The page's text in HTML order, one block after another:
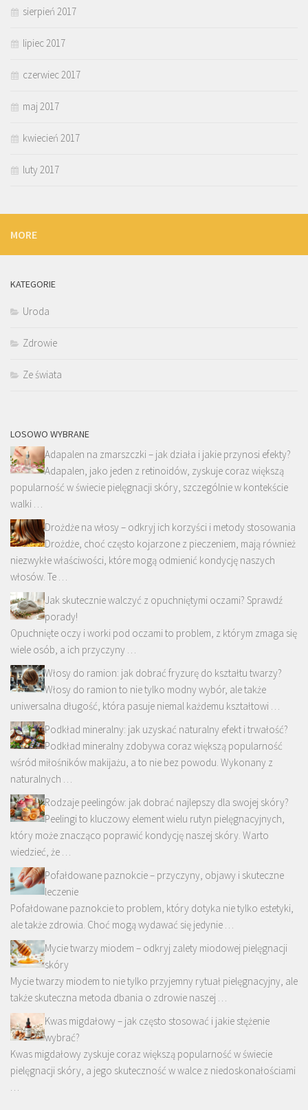
sierpień 2017
lipiec 2017
czerwiec 2017
maj 2017
kwiecień 2017
luty 2017
MORE
KATEGORIE
Uroda
Zdrowie
Ze świata
LOSOWO WYBRANE
Adapalen na zmarszczki – jak działa i jakie przynosi efekty?
Adapalen, jako jeden z retinoidów, zyskuje coraz większą
popularność w świecie pielęgnacji skóry, szczególnie w kontekście
walki …
Drożdże na włosy – odkryj ich korzyści i metody stosowania
Drożdże, choć często kojarzone z pieczeniem, mają również
niezwykłe właściwości, które mogą odmienić kondycję naszych
włosów. Te …
Jak skutecznie walczyć z opuchniętymi oczami? Sprawdź
porady!
Opuchnięte oczy i worki pod oczami to problem, z którym zmaga się
wiele osób, a ich przyczyny …
Włosy do ramion: jak dobrać fryzurę do kształtu twarzy?
Włosy do ramion to nie tylko modny wybór, ale także
uniwersalna długość, która pasuje niemal każdemu kształtowi …
Podkład mineralny: jak uzyskać naturalny efekt i trwałość?
Podkład mineralny zdobywa coraz większą popularność
wśród miłośników makijażu, a to nie bez powodu. Wykonany z
naturalnych …
Rodzaje peelingów: jak dobrać najlepszy dla swojej skóry?
Peelingi to kluczowy element wielu rutyn pielęgnacyjnych,
który może znacząco poprawić kondycję naszej skóry. Warto
wiedzieć, że …
Pofałdowane paznokcie – przyczyny, objawy i skuteczne
leczenie
Pofałdowane paznokcie to problem, który dotyka nie tylko estetyki,
ale także zdrowia. Choć mogą wydawać się jedynie …
Mycie twarzy miodem – odkryj zalety miodowej pielęgnacji
skóry
Mycie twarzy miodem to nie tylko przyjemny rytuał pielęgnacyjny, ale
także skuteczna metoda dbania o zdrowie naszej …
Kwas migdałowy – jak często stosować i jakie stężenie
wybrać?
Kwas migdałowy zyskuje coraz większą popularność w świecie
pielęgnacji skóry, a jego skuteczność w walce z niedoskonałościami
…